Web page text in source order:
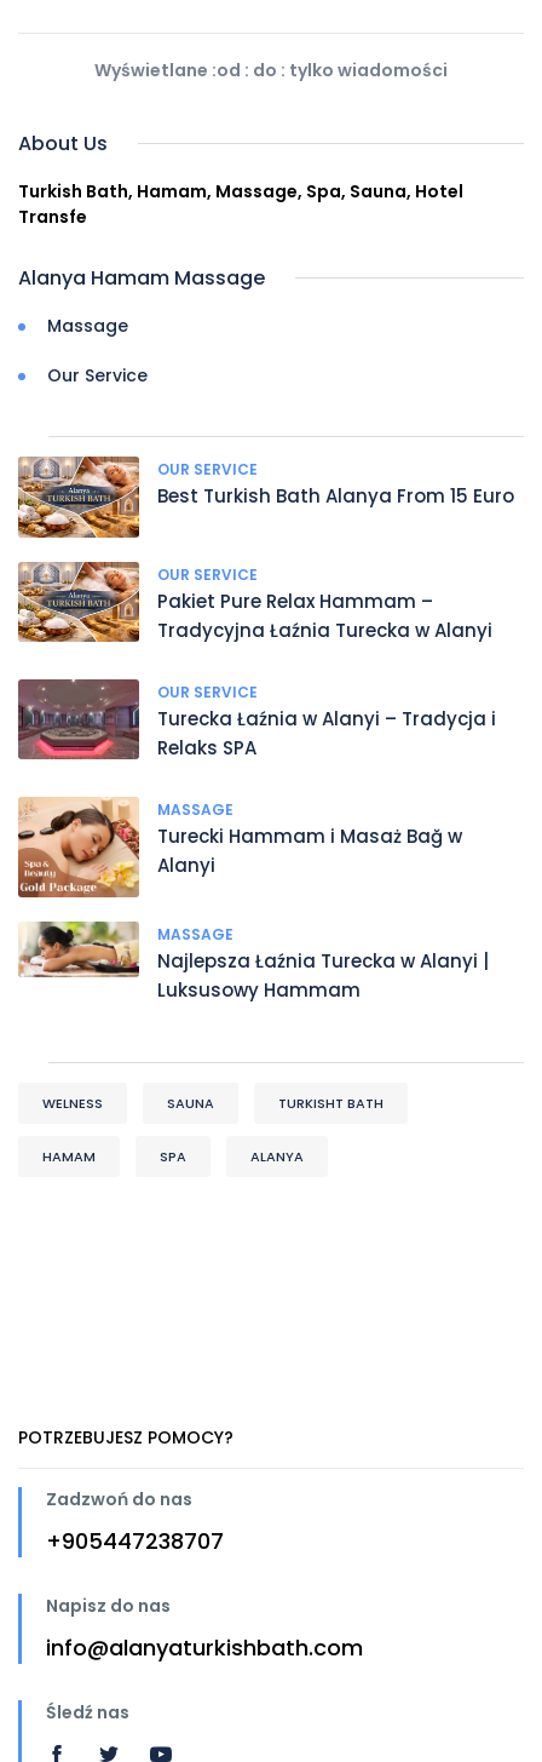
Wyświetlane :od : do : tylko wiadomości
About Us
Turkish Bath, Hamam, Massage, Spa, Sauna, Hotel
Transfe
Alanya Hamam Massage
Massage
Our Service
OUR SERVICE
Best Turkish Bath Alanya From 15 Euro
OUR SERVICE
Pakiet Pure Relax Hammam –
Tradycyjna Łaźnia Turecka w Alanyi
OUR SERVICE
Turecka Łaźnia w Alanyi – Tradycja i
Relaks SPA
MASSAGE
Turecki Hammam i Masaż Bağ w
Alanyi
MASSAGE
Najlepsza Łaźnia Turecka w Alanyi |
Luksusowy Hammam
WELNESS SAUNA TURKISHT BATH
HAMAM SPA ALANYA
POTRZEBUJESZ POMOCY?
Zadzwoń do nas
+905447238707
Napisz do nas
info@alanyaturkishbath.com
Śledź nas